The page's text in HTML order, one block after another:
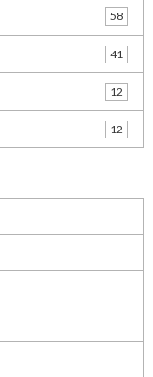
58
41
12
12